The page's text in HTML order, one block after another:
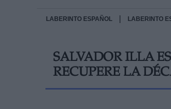
LABERINTO ESPAÑOL LABERINTO
SALVADOR ILLA
RECUPERE LA
Destinatarios:
link
Información adicional
link